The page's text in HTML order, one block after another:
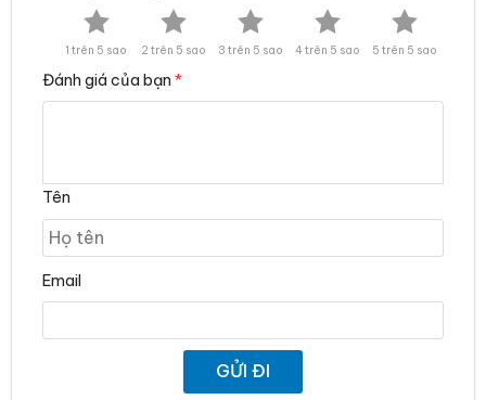
1 trên 5 sao 2 trên 5 sao 3 trên 5 sao 4 trên 5 sao 5 trên 5 sao
Đánh giá của bạn *
Tên
Email